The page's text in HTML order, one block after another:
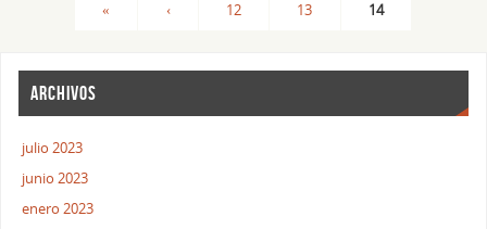
« ‹ 12 13 14
ARCHIVOS
julio 2023
junio 2023
enero 2023